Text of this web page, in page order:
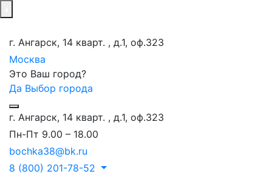
г. Ангарск, 14 кварт. , д.1, оф.323
Москва
Это Ваш город?
Да Выбор города
г. Ангарск, 14 кварт. , д.1, оф.323
Пн-Пт 9.00 – 18.00
bochka38@bk.ru
8 (800) 201-78-52